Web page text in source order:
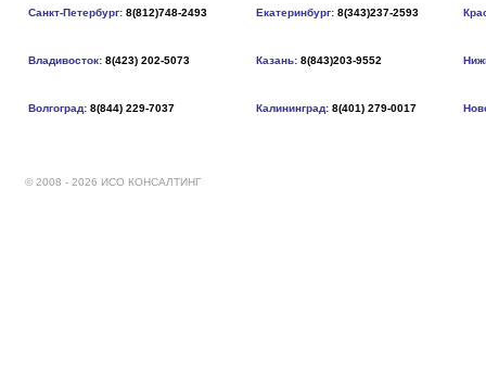
Санкт-Петербург: 8(812)748-2493 Екатеринбург: 8(343)237-2593
Владивосток: 8(423) 202-5073 Казань: 8(843)203-9552
Волгоград: 8(844) 229-7037 Калининград: 8(401) 279-0017
© 2008 - 2026 ИСО КОНСАЛТИНГ